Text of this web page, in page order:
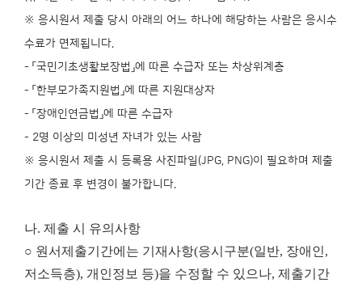
※ 응시원서 제출 당시 아래의 어느 하나에 해당하는 사람은 응시수
수료가 면제됩니다.
- 「국민기초생활보장법」에 따른 수급자 또는 차상위계층
- 「한부모가족지원법」에 따른 지원대상자
- 「장애인연금법」에 따른 수급자
- 2명 이상의 미성년 자녀가 있는 사람
※ 응시원서 제출 시 등록용 사진파일(JPG, PNG)이 필요하며 제출
기간 종료 후 변경이 불가합니다.
나. 제출 시 유의사항
○ 원서제출기간에는 기재사항(응시구분(일반, 장애인,
저소득층), 개인정보 등)을 수정할 수 있으나, 제출기간